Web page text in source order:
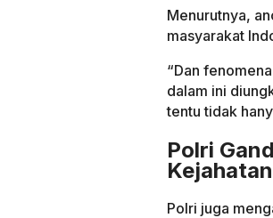
Menurutnya,
masyarakat
“Dan
dalam ini
tentu tidak
Polri
Polri juga